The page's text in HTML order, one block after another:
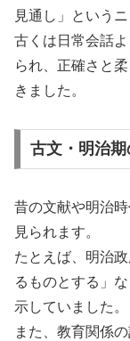
見通し」という
古くは日常会話
られ、正確さと
きました。
古文・明治
昔の文献や明治
見られます。
たとえば、明治
るものとする」
示していました。
また、教育関係